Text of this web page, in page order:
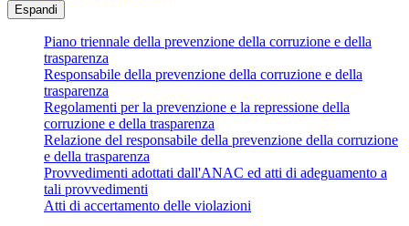
Espandi
Piano triennale della prevenzione della corruzione e della
trasparenza
Responsabile della prevenzione della corruzione e della
trasparenza
Regolamenti per la prevenzione e la repressione della
corruzione e della trasparenza
Relazione del responsabile della prevenzione della corruzione
e della trasparenza
Provvedimenti adottati dall'ANAC ed atti di adeguamento a
tali provvedimenti
Atti di accertamento delle violazioni